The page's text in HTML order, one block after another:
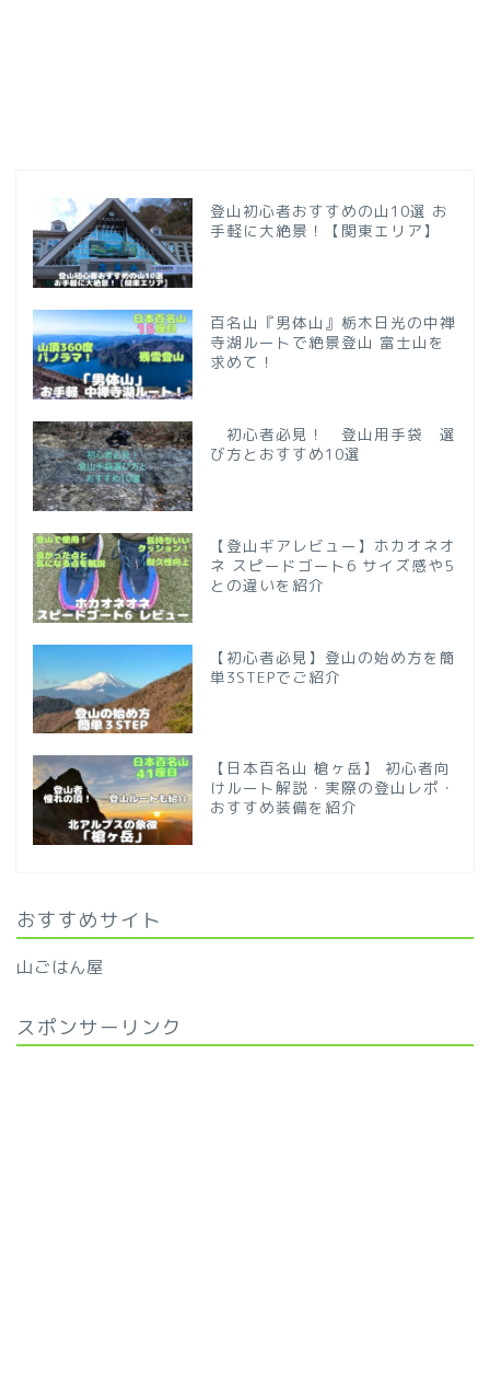
登山初心者おすすめの山10選 お
手軽に大絶景！【関東エリア】
百名山『男体山』栃木日光の中禅
寺湖ルートで絶景登山 富士山を
求めて！
初心者必見！ 登山用手袋 選
び方とおすすめ10選
【登山ギアレビュー】ホカオネオ
ネ スピードゴート6 サイズ感や5
との違いを紹介
【初心者必見】登山の始め方を簡
単3STEPでご紹介
【日本百名山 槍ヶ岳】 初心者向
けルート解説・実際の登山レポ・
おすすめ装備を紹介
おすすめサイト
山ごはん屋
スポンサーリンク